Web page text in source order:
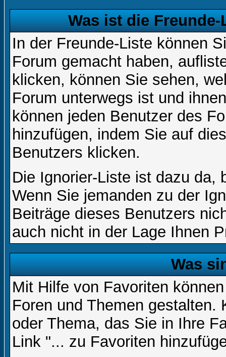
Was ist die
In der Freunde-Liste können
Forum gemacht haben,
klicken, können Sie sehen,
Forum unterwegs ist und
können jeden Benutzer des
hinzufügen, indem Sie auf
Benutzers klicken.
Die Ignorier-Liste ist dazu da,
Wenn Sie jemanden zu der
Beiträge dieses Benutzers
auch nicht in der Lage Ihnen
Was
Mit Hilfe von Favoriten
Foren und Themen
oder Thema, das Sie in Ihre
Link "... zu Favoriten